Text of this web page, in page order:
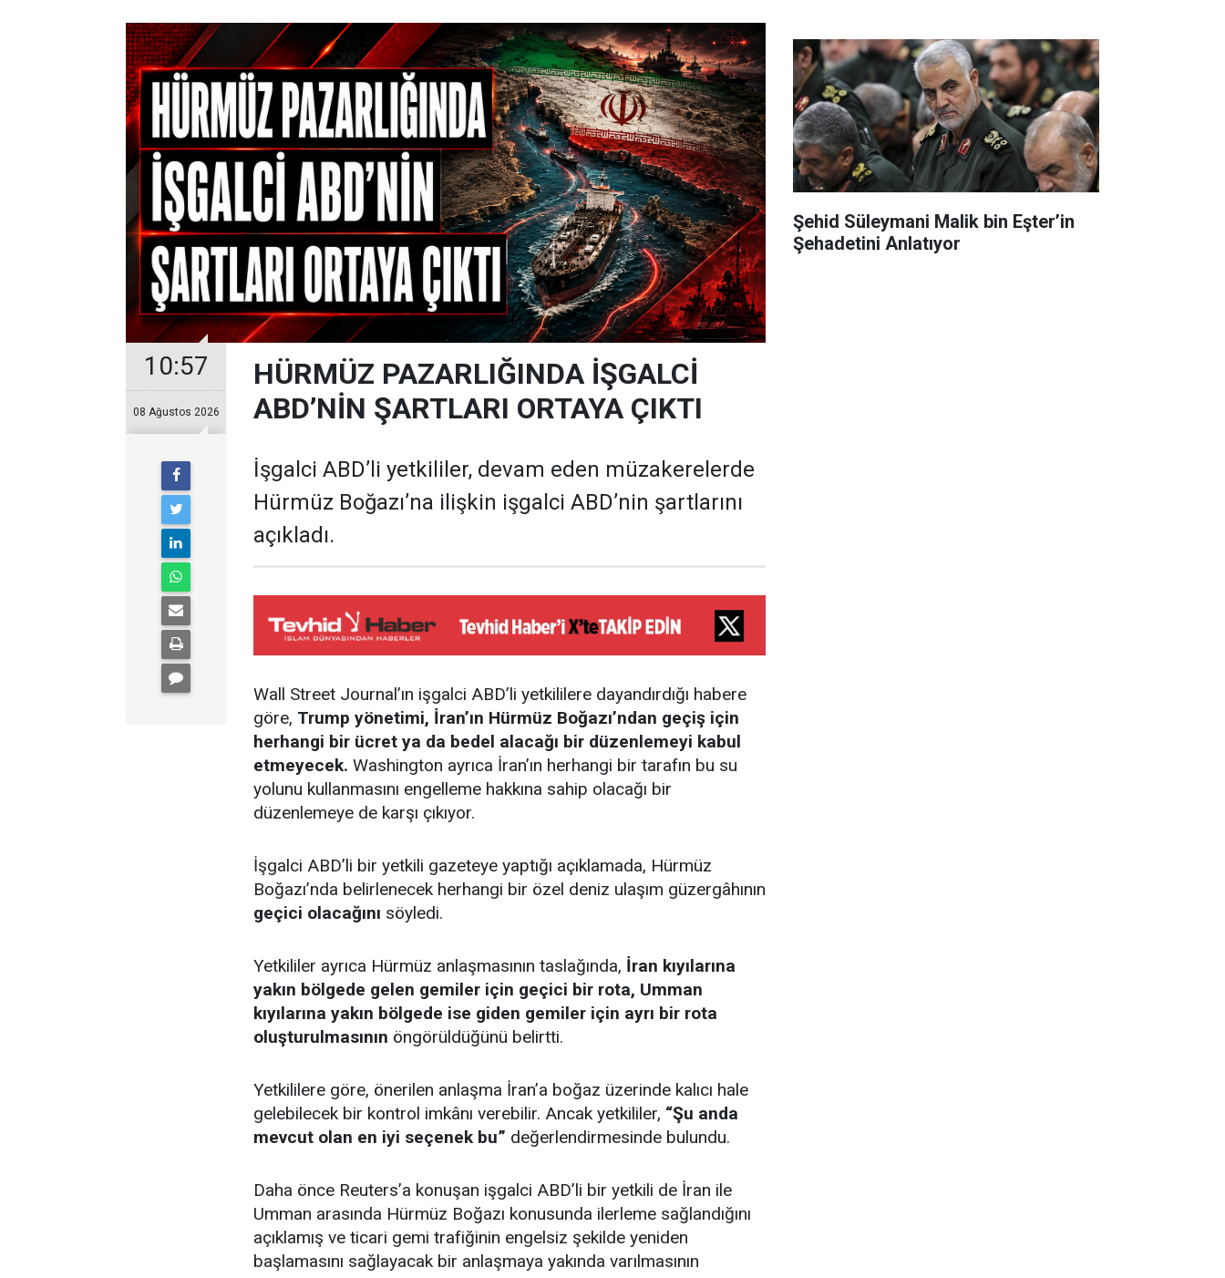
10:57
08 Ağustos 2026
HÜRMÜZ PAZARLIĞINDA İŞGALCİ
ABD’NİN ŞARTLARI ORTAYA ÇIKTI
İşgalci ABD’li yetkililer, devam eden müzakerelerde
Hürmüz Boğazı’na ilişkin işgalci ABD’nin şartlarını
açıkladı.
Wall Street Journal’ın işgalci ABD’li yetkililere dayandırdığı habere
göre, Trump yönetimi, İran’ın Hürmüz Boğazı’ndan geçiş için
herhangi bir ücret ya da bedel alacağı bir düzenlemeyi kabul
etmeyecek. Washington ayrıca İran’ın herhangi bir tarafın bu su
yolunu kullanmasını engelleme hakkına sahip olacağı bir
düzenlemeye de karşı çıkıyor.
İşgalci ABD’li bir yetkili gazeteye yaptığı açıklamada, Hürmüz
Boğazı’nda belirlenecek herhangi bir özel deniz ulaşım güzergâhının
geçici olacağını söyledi.
Yetkililer ayrıca Hürmüz anlaşmasının taslağında, İran kıyılarına
yakın bölgede gelen gemiler için geçici bir rota, Umman
kıyılarına yakın bölgede ise giden gemiler için ayrı bir rota
oluşturulmasının öngörüldüğünü belirtti.
Yetkililere göre, önerilen anlaşma İran’a boğaz üzerinde kalıcı hale
gelebilecek bir kontrol imkânı verebilir. Ancak yetkililer, “Şu anda
mevcut olan en iyi seçenek bu” değerlendirmesinde bulundu.
Daha önce Reuters’a konuşan işgalci ABD’li bir yetkili de İran ile
Umman arasında Hürmüz Boğazı konusunda ilerleme sağlandığını
açıklamış ve ticari gemi trafiğinin engelsiz şekilde yeniden
başlamasını sağlayacak bir anlaşmaya yakında varılmasının
Şehid Süleymani Malik bin Eşter’in
Şehadetini Anlatıyor